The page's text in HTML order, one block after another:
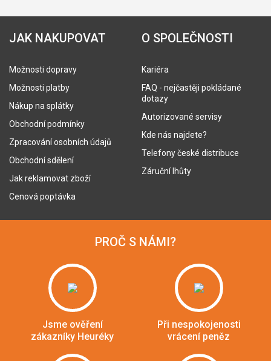
JAK NAKUPOVAT
Možnosti dopravy
Možnosti platby
Nákup na splátky
Obchodní podmínky
Zpracování osobních údajů
Obchodní sdělení
Jak reklamovat zboží
Cenová poptávka
O SPOLEČNOSTI
Kariéra
FAQ - nejčastěji pokládané
dotazy
Autorizované servisy
Kde nás najdete?
Telefony české distribuce
Záruční lhůty
PROČ S NÁMI?
Jsme ověření
zákazníky Heuréky
Při nespokojenosti
vrácení peněz